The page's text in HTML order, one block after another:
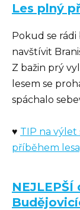
Les plný
Pokud se
navštívit
Z bažin prý
lesem se
spáchalo
♥ TIP na výlet
příběhem